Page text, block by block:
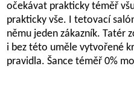
očekávat prakticky téměř
prakticky vše. I tetovací
němu jeden zákazník. Tatér
i bez této uměle vytvořené
pravidla. Šance téměř 0%